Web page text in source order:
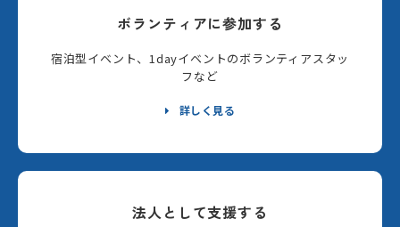
ボランティアに参加する
宿泊型イベント、1dayイベントのボランティアスタッ
フなど
詳しく見る
法人として支援する